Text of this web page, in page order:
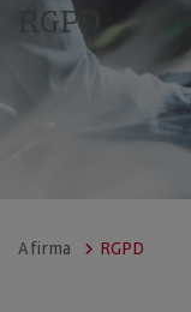
RGPD
Afirma RGPD